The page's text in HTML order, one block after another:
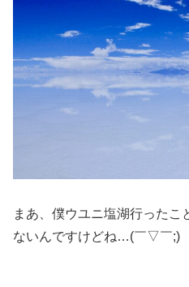
まあ、僕ウユニ塩湖行った
ないんですけどね…(￣▽￣;)